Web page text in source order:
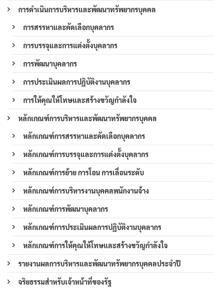
การดำเนินการบริหารและพัฒนาทรัพยากรบุคคล
การสรรหาและคัดเลือกบุคลากร
การบรรจุและการแต่งตั้งบุคลากร
การพัฒนาบุคลากร
การประเมินผลการปฏิบัติงานบุคลากร
การให้คุณให้โทษและสร้างขวัญกำลังใจ
หลักเกณฑ์การบริหารและพัฒนาทรัพยากรบุคคล
หลักเกณฑ์การสรรหาและคัดเลือกบุคลากร
หลักเกณฑ์การบรรจุและการแต่งตั้งบุคลากร
หลักเกณฑ์การย้าย การโอน การเลื่อนระดับ
หลักเกณฑ์การบริหารงานบุคคลพนักงานจ้าง
หลักเกณฑ์การพัฒนาบุคลากร
หลักเกณฑ์การประเมินผลการปฏิบัติงานบุคลากร
หลักเกณฑ์การให้คุณให้โทษและสร้างขวัญกำลังใจ
รายงานผลการบริหารและพัฒนาทรัพยากรบุคคลประจำปี
จริยธรรมสำหรับเจ้าหน้าที่ของรัฐ